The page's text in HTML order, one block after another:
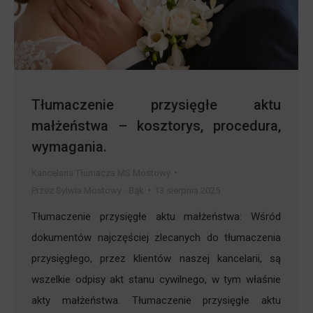
Tłumaczenie przysięgłe aktu
małżeństwa – kosztorys, procedura,
wymagania.
Tłumaczenie przysięgłe aktu małżeństwa: Wśród
dokumentów najczęściej zlecanych do tłumaczenia
przysięgłego, przez klientów naszej kancelarii, są
wszelkie odpisy akt stanu cywilnego, w tym właśnie
akty małżeństwa. Tłumaczenie przysięgłe aktu